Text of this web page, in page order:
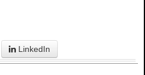
LinkedIn